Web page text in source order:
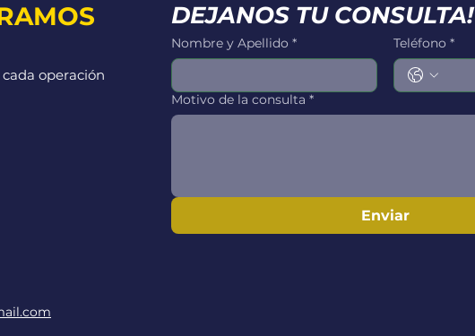
operación
DEJANOS TU CONSULTA!
Nombre y Apellido * Teléfono *
Motivo de la consulta *
Enviar